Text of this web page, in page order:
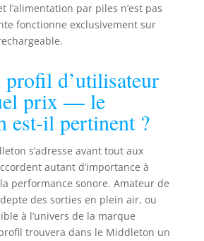
l’alimentation par piles n’est pas
fonctionne exclusivement sur
profil d’utilisateur
prix — le
est-il pertinent ?
s’adresse avant tout aux
autant d’importance à
la performance sonore. Amateur de
des sorties en plein air, ou
à l’univers de la marque
trouvera dans le Middleton un